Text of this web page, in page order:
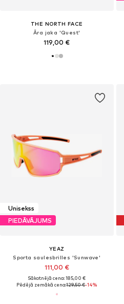
THE NORTH FACE
Āra jaka 'Quest'
119,00 €
Unisekss
PIEDĀVĀJUMS
YEAZ
Sporta saulesbrilles 'Sunwave'
111,00 €
Sākotnējā cena: 185,00 €
Pēdējā zemākā cena:129,50 €-14%